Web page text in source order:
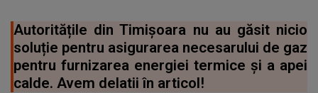
Autoritățile din Timișoara nu au găsit nicio
soluție pentru asigurarea necesarului de gaz
pentru furnizarea energiei termice și a apei
calde. Avem delatii în articol!